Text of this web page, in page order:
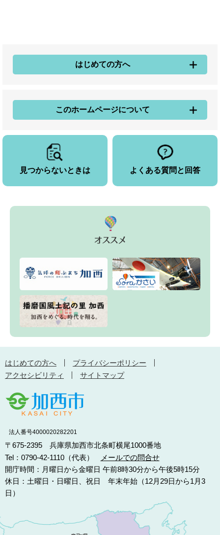
はじめての方へ
このホームページについて
見つからないときは よくある質問と回答
はじめての方へ
プライバシーポリシー
アクセシビリティ
サイトマップ
法人番号4000020282201
〒675-2395 兵庫県加西市北条町横尾1000番地
Tel：0790-42-1110（代表）
メールでの問合せ
開庁時間：月曜日から金曜日 午前8時30分から午後5時15分
休日：土曜日・日曜日、祝日 年末年始（12月29日から1月3
日）